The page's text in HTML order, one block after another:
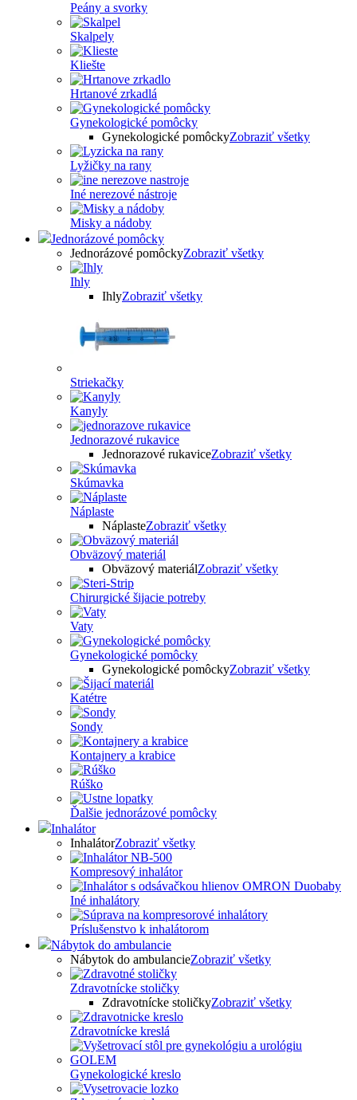
Peány a svorky
Skalpely
Kliešte
Hrtanové zrkadlá
Gynekologické pomôcky
Gynekologické pomôckyZobraziť všetky
Lyžičky na rany
Iné nerezové nástroje
Misky a nádoby
Jednorázové pomôcky
Jednorázové pomôckyZobraziť všetky
Ihly
IhlyZobraziť všetky
Striekačky
Kanyly
Jednorazové rukavice
Jednorazové rukaviceZobraziť všetky
Skúmavka
Náplaste
NáplasteZobraziť všetky
Obväzový materiál
Obväzový materiálZobraziť všetky
Chirurgické šijacie potreby
Vaty
Gynekologické pomôcky
Gynekologické pomôckyZobraziť všetky
Katétre
Sondy
Kontajnery a krabice
Rúško
Ďalšie jednorázové pomôcky
Inhalátor
InhalátorZobraziť všetky
Kompresový inhalátor
Iné inhalátory
Príslušenstvo k inhalátorom
Nábytok do ambulancie
Nábytok do ambulancieZobraziť všetky
Zdravotnícke stoličky
Zdravotnícke stoličkyZobraziť všetky
Zdravotnícke kreslá
Gynekologické kreslo